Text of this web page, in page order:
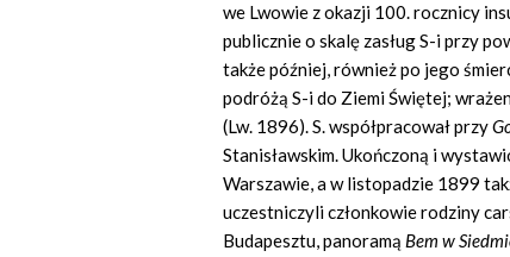
we Lwowie z okazji 100. rocznicy
publicznie o skalę zasług S-i przy
także później, również po jego
podróżą S-i do Ziemi Świętej;
(Lw. 1896). S. współpracował przy
Stanisławskim. Ukończoną i
Warszawie, a w listopadzie 1899
uczestniczyli członkowie rodziny
Budapesztu, panoramą Bem w